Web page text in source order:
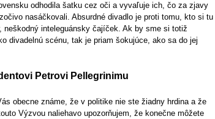
odhodila šatku cez oči a vyvaľuje ich, čo za zjavy
nasáčkovali. Absurdné divadlo je proti tomu, kto si tu
neškodný inteleguánsky čajíček. Ak by sme si totiž
divadelnú scénu, tak je priam šokujúce, ako sa do jej
Petrovi Pellegrinimu
obecne známe, že v politike nie ste žiadny hrdina a že
Výzvou naliehavo upozorňujem, že konečne môžete